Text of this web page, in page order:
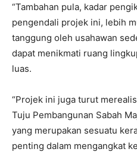
“Tambahan pula, kadar
pengendali projek ini, lebih
tanggung oleh usahawan
dapat menikmati ruang
luas.
“Projek ini juga turut
Tuju Pembangunan Sabah
yang merupakan sesuatu
penting dalam mengangkat